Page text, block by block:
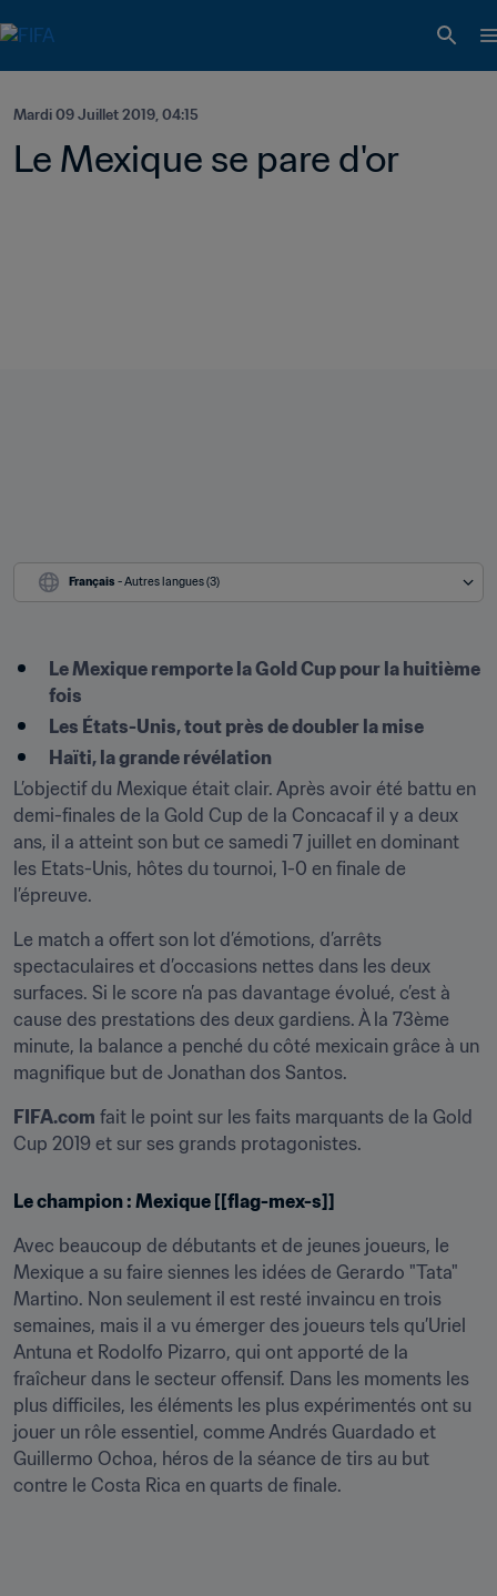
Mardi 09 Juillet 2019, 04:15
Le Mexique se pare d'or
Français - Autres langues (3)
Le Mexique remporte la Gold Cup pour la huitième
fois
Les États-Unis, tout près de doubler la mise
Haïti, la grande révélation
L’objectif du Mexique était clair. Après avoir été battu en
demi-finales de la Gold Cup de la Concacaf il y a deux
ans, il a atteint son but ce samedi 7 juillet en dominant
les Etats-Unis, hôtes du tournoi, 1-0 en finale de
l’épreuve.
Le match a offert son lot d’émotions, d’arrêts
spectaculaires et d’occasions nettes dans les deux
surfaces. Si le score n’a pas davantage évolué, c’est à
cause des prestations des deux gardiens. À la 73ème
minute, la balance a penché du côté mexicain grâce à un
magnifique but de Jonathan dos Santos.
FIFA.com fait le point sur les faits marquants de la Gold
Cup 2019 et sur ses grands protagonistes.
Le champion : Mexique [[flag-mex-s]]
Avec beaucoup de débutants et de jeunes joueurs, le
Mexique a su faire siennes les idées de Gerardo "Tata"
Martino. Non seulement il est resté invaincu en trois
semaines, mais il a vu émerger des joueurs tels qu’Uriel
Antuna et Rodolfo Pizarro, qui ont apporté de la
fraîcheur dans le secteur offensif. Dans les moments les
plus difficiles, les éléments les plus expérimentés ont su
jouer un rôle essentiel, comme Andrés Guardado et
Guillermo Ochoa, héros de la séance de tirs au but
contre le Costa Rica en quarts de finale.